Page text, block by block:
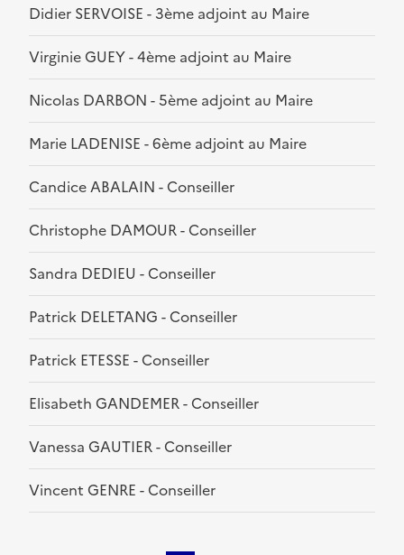
Didier SERVOISE - 3ème adjoint au Maire
Virginie GUEY - 4ème adjoint au Maire
Nicolas DARBON - 5ème adjoint au Maire
Marie LADENISE - 6ème adjoint au Maire
Candice ABALAIN - Conseiller
Christophe DAMOUR - Conseiller
Sandra DEDIEU - Conseiller
Patrick DELETANG - Conseiller
Patrick ETESSE - Conseiller
Elisabeth GANDEMER - Conseiller
Vanessa GAUTIER - Conseiller
Vincent GENRE - Conseiller